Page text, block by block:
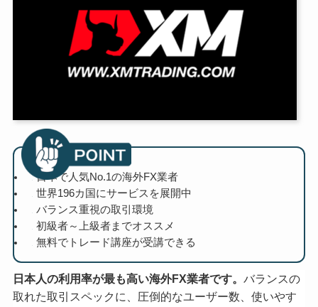
日本で人気No.1の海外FX業者
世界196カ国にサービスを展開中
バランス重視の取引環境
初級者～上級者までオススメ
無料でトレード講座が受講できる
日本人の利用率が最も高い海外FX業者です。 バランスの
取れた取引スペックに、圧倒的なユーザー数、使いやす